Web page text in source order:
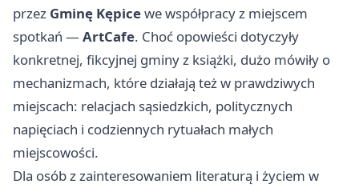
przez Gminę Kępicewe współpracy z miejscem
spotkań — ArtCafe. Choć opowieści dotyczyły
konkretnej, fikcyjnej gminy z książki, dużo mówiły o
mechanizmach, które działają też w prawdziwych
miejscach: relacjach sąsiedzkich, politycznych
napięciach i codziennych rytuałach małych
miejscowości.
Dla osób z zainteresowaniem literaturą i życiem w